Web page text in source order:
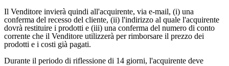
Il Venditore invierà quindi all'acquirente, via e-mail, (i) una
conferma del recesso del cliente, (ii) l'indirizzo al quale l'acquirente
dovrà restituire i prodotti e (iii) una conferma del numero di conto
corrente che il Venditore utilizzerà per rimborsare il prezzo dei
prodotti e i costi già pagati.
Durante il periodo di riflessione di 14 giorni, l'acquirente deve